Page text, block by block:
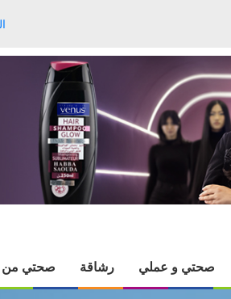
صحتي و عملي رشاقة صحتي من